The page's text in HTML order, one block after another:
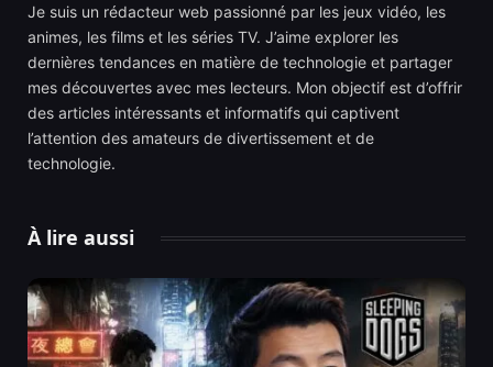
Je suis un rédacteur web passionné par les jeux vidéo, les
animes, les films et les séries TV. J’aime explorer les
dernières tendances en matière de technologie et partager
mes découvertes avec mes lecteurs. Mon objectif est d’offrir
des articles intéressants et informatifs qui captivent
l’attention des amateurs de divertissement et de
technologie.
À lire aussi